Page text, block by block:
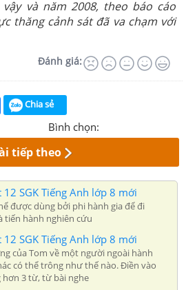
và năm 2008, theo báo cáo
thăng cảnh sát đã va chạm với
Đánh giá:
Chia sẻ
Bình chọn:
tiếp theo
SGK Tiếng Anh lớp 8 mới
được dùng bởi phi hành gia để đi
tiến hành nghiên cứu
SGK Tiếng Anh lớp 8 mới
của Tom về một người ngoài hành
có thể trông như thế nào. Điền vào
3 từ, từ bài nghe